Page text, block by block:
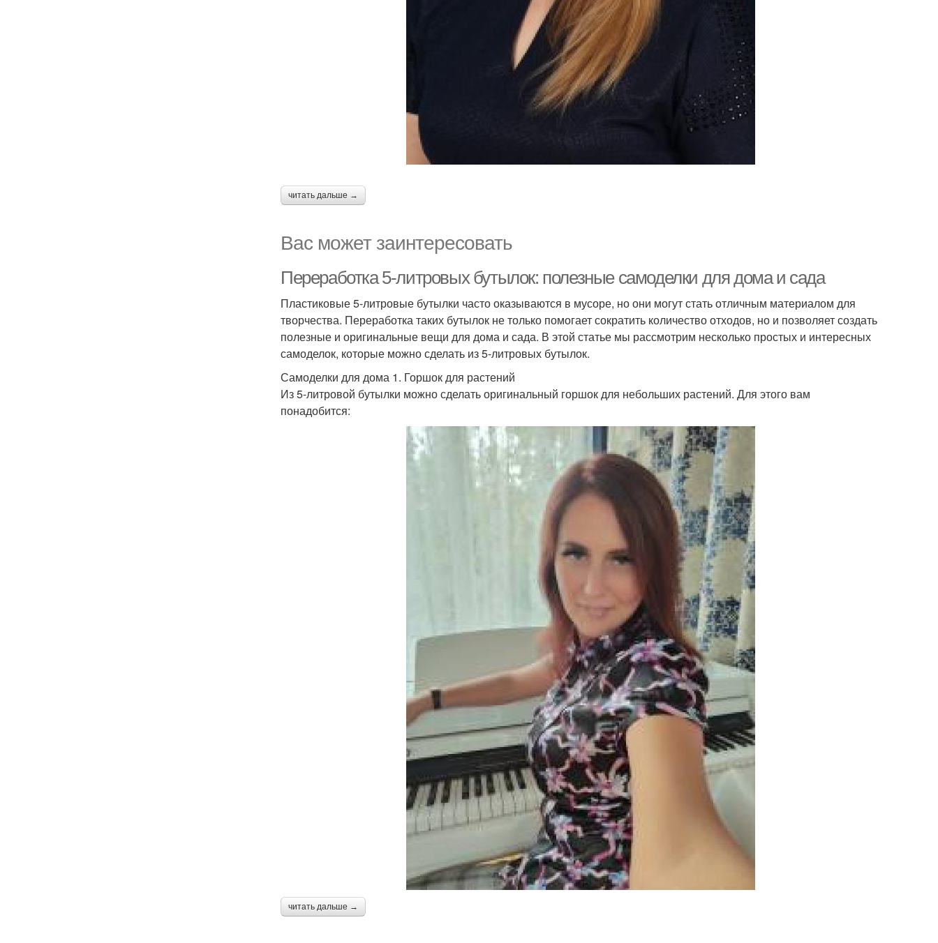
читать дальше →
Вас может заинтересовать
Переработка 5-литровых бутылок: полезные самоделки для дома и сада
Пластиковые 5-литровые бутылки часто оказываются в мусоре, но они могут стать отличным материалом для
творчества. Переработка таких бутылок не только помогает сократить количество отходов, но и позволяет создать
полезные и оригинальные вещи для дома и сада. В этой статье мы рассмотрим несколько простых и интересных
самоделок, которые можно сделать из 5-литровых бутылок.
Самоделки для дома 1. Горшок для растений
Из 5-литровой бутылки можно сделать оригинальный горшок для небольших растений. Для этого вам
понадобится:
читать дальше →